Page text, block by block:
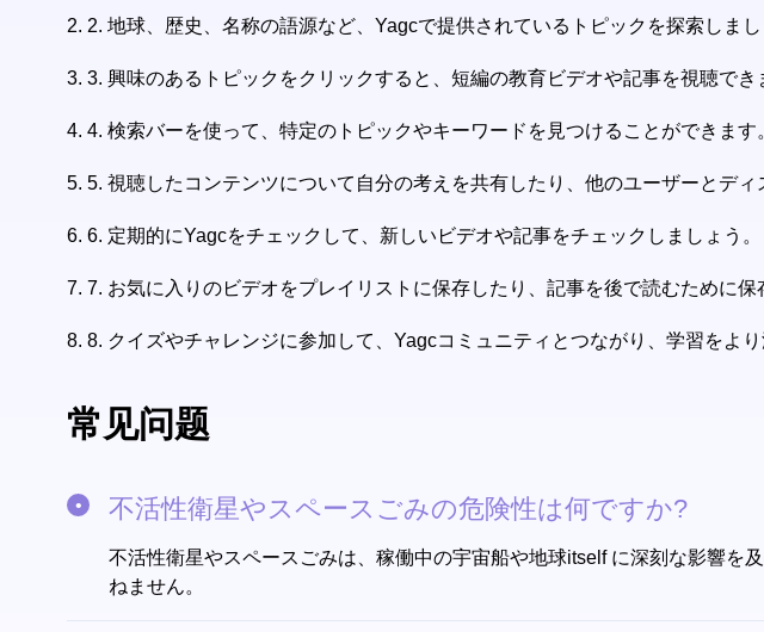
2. 2. 地球、歴史、名称の語源など、Yagcで提供されているトピックを探索しまし
3. 3. 興味のあるトピックをクリックすると、短編の教育ビデオや記事を視聴でき
4. 4. 検索バーを使って、特定のトピックやキーワードを見つけることができます
5. 5. 視聴したコンテンツについて自分の考えを共有したり、他のユーザーとディ
6. 6. 定期的にYagcをチェックして、新しいビデオや記事をチェックしましょう。
7. 7. お気に入りのビデオをプレイリストに保存したり、記事を後で読むために
8. 8. クイズやチャレンジに参加して、Yagcコミュニティとつながり、学習をより
常见问题
不活性衛星やスペースごみの危険性は何ですか?
不活性衛星やスペースごみは、稼働中の宇宙船や地球itself に深刻な影響を
ねません。